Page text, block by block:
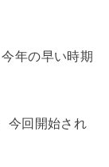
年の早い時期
今回開始され